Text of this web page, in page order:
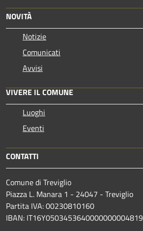
NOVITÀ
Notizie
Comunicati
Avvisi
VIVERE IL COMUNE
Luoghi
Eventi
CONTATTI
Comune di Treviglio
Piazza L. Manara 1 - 24047 - Treviglio
Partita IVA: 00230810160
IBAN: IT16Y0503453640000000004819